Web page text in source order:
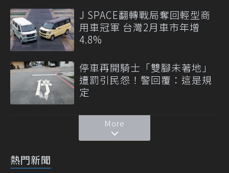
J SPACE翻轉戰局奪回輕型商
用車冠軍 台灣2月車市年增
4.8%
停車再開騎士「雙腳未著地」
遭罰引民怨！警回覆：這是規
定
More
熱門新聞